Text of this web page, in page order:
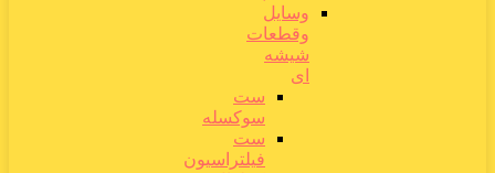
وسایل
وقطعات
شیشه
ای
ست
سوکسله
ست
فیلتراسیون